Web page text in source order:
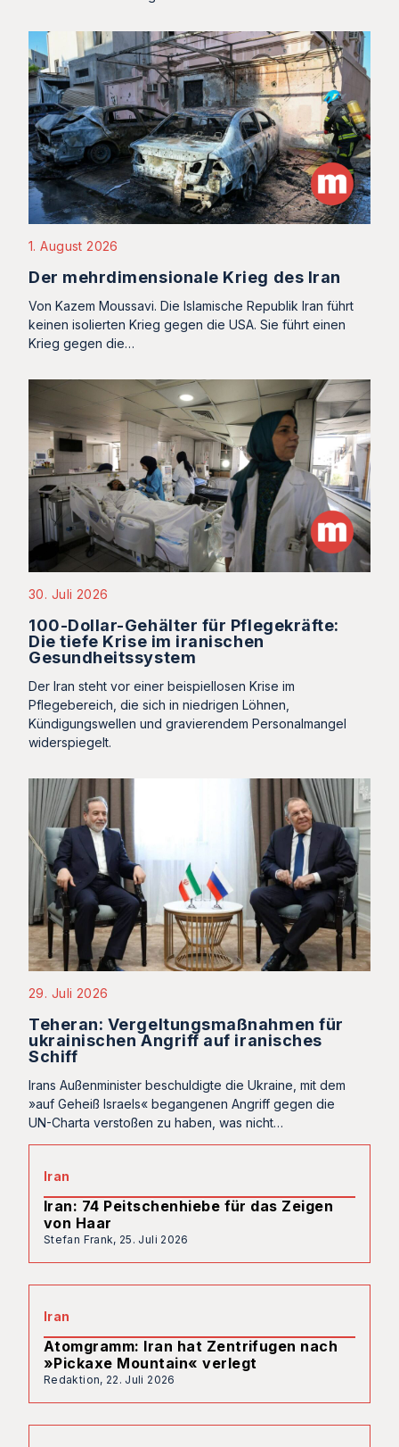
1. August 2026
Der mehrdimensionale Krieg des Iran
Von Kazem Moussavi. Die Islamische Republik Iran führt
keinen isolierten Krieg gegen die USA. Sie führt einen
Krieg gegen die…
30. Juli 2026
100-Dollar-Gehälter für Pflegekräfte:
Die tiefe Krise im iranischen
Gesundheitssystem
Der Iran steht vor einer beispiellosen Krise im
Pflegebereich, die sich in niedrigen Löhnen,
Kündigungswellen und gravierendem Personalmangel
widerspiegelt.
29. Juli 2026
Teheran: Vergeltungsmaßnahmen für
ukrainischen Angriff auf iranisches
Schiff
Irans Außenminister beschuldigte die Ukraine, mit dem
»auf Geheiß Israels« begangenen Angriff gegen die
UN-Charta verstoßen zu haben, was nicht…
Iran
Iran: 74 Peitschenhiebe für das Zeigen
von Haar
Stefan Frank, 25. Juli 2026
Iran
Atomgramm: Iran hat Zentrifugen nach
»Pickaxe Mountain« verlegt
Redaktion, 22. Juli 2026